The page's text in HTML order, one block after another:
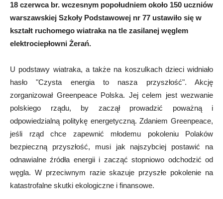
Abrys
18 czerwca br. wczesnym popołudniem około 150 uczniów
warszawskiej Szkoły Podstawowej nr 77 ustawiło się w
kształt ruchomego wiatraka na tle zasilanej węglem
elektrociepłowni Żerań.
U podstawy wiatraka, a także na koszulkach dzieci widniało
hasło "Czysta energia to nasza przyszłość". Akcję
zorganizował Greenpeace Polska. Jej celem jest wezwanie
polskiego rządu, by zaczął prowadzić poważną i
odpowiedzialną politykę energetyczną. Zdaniem Greenpeace,
jeśli rząd chce zapewnić młodemu pokoleniu Polaków
bezpieczną przyszłość, musi jak najszybciej postawić na
odnawialne źródła energii i zacząć stopniowo odchodzić od
węgla. W przeciwnym razie skazuje przyszłe pokolenie na
katastrofalne skutki ekologiczne i finansowe.